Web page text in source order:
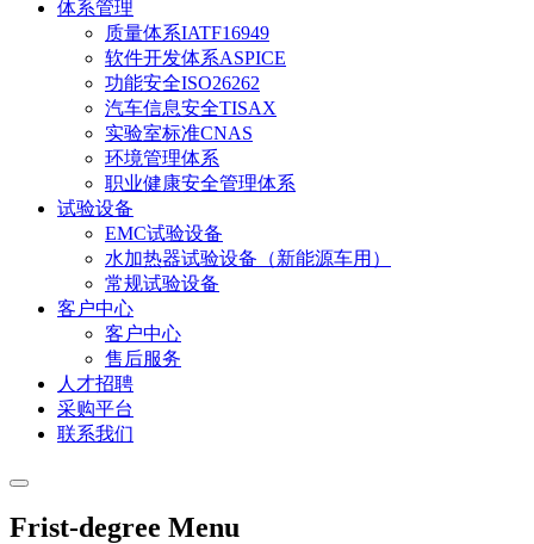
体系管理
质量体系IATF16949
软件开发体系ASPICE
功能安全ISO26262
汽车信息安全TISAX
实验室标准CNAS
环境管理体系
职业健康安全管理体系
试验设备
EMC试验设备
水加热器试验设备（新能源车用）
常规试验设备
客户中心
客户中心
售后服务
人才招聘
采购平台
联系我们
Frist-degree Menu